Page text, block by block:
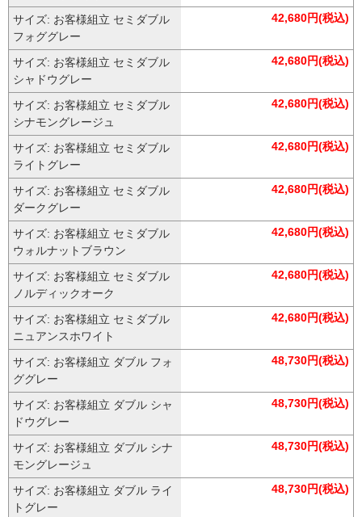
サイズ: お客様組立 セミダブル
フォググレー
42,680円(税込)
サイズ: お客様組立 セミダブル
シャドウグレー
42,680円(税込)
サイズ: お客様組立 セミダブル
シナモングレージュ
42,680円(税込)
サイズ: お客様組立 セミダブル
ライトグレー
42,680円(税込)
サイズ: お客様組立 セミダブル
ダークグレー
42,680円(税込)
サイズ: お客様組立 セミダブル
ウォルナットブラウン
42,680円(税込)
サイズ: お客様組立 セミダブル
ノルディックオーク
42,680円(税込)
サイズ: お客様組立 セミダブル
ニュアンスホワイト
42,680円(税込)
サイズ: お客様組立 ダブル フォ
ググレー
48,730円(税込)
サイズ: お客様組立 ダブル シャ
ドウグレー
48,730円(税込)
サイズ: お客様組立 ダブル シナ
モングレージュ
48,730円(税込)
サイズ: お客様組立 ダブル ライ
トグレー
48,730円(税込)